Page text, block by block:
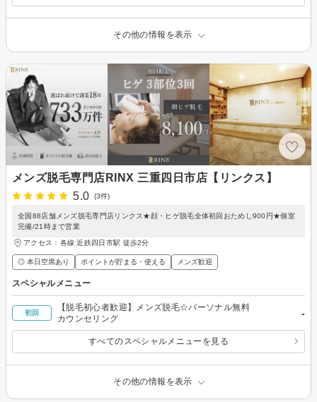
その他の情報を表示
メンズ脱毛専門店RINX 三重四日市店【リンクス】
5.0
(3件)
全国88店舗メンズ脱毛専門店リンクス★顔・ヒゲ脱毛全体初回おためし900円★個室
完備/21時まで営業
アクセス：各線 近鉄四日市駅 徒歩2分
◎ 本日空席あり ポイントが貯まる・使える メンズ歓迎
スペシャルメニュー
初回
【脱毛初心者歓迎】メンズ脱毛☆パーソナル無料
カウンセリング
-
すべてのスペシャルメニューを見る
その他の情報を表示